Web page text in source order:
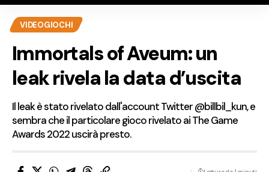
VIDEOGIOCHI
Immortals of Aveum: un
leak rivela la data d’uscita
Il leak è stato rivelato dall'account Twitter @billbil_kun, e
sembra che il particolare gioco rivelato ai The Game
Awards 2022 uscirà presto.